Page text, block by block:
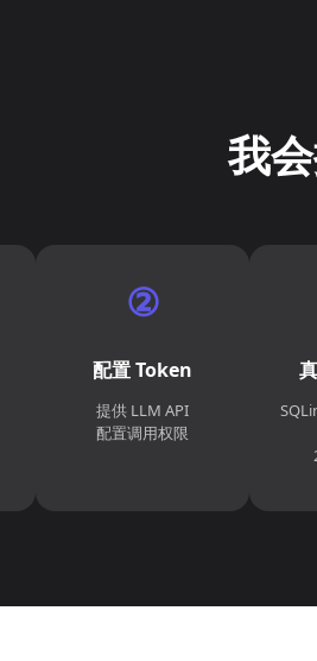
我
②
配置 Token
提供 LLM API
配置调用权限